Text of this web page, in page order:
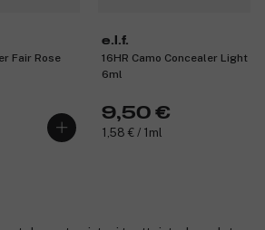
Fair Rose
e.l.f.
16HR Camo Concealer Light
6ml
9,50 €
1,58 € / 1ml